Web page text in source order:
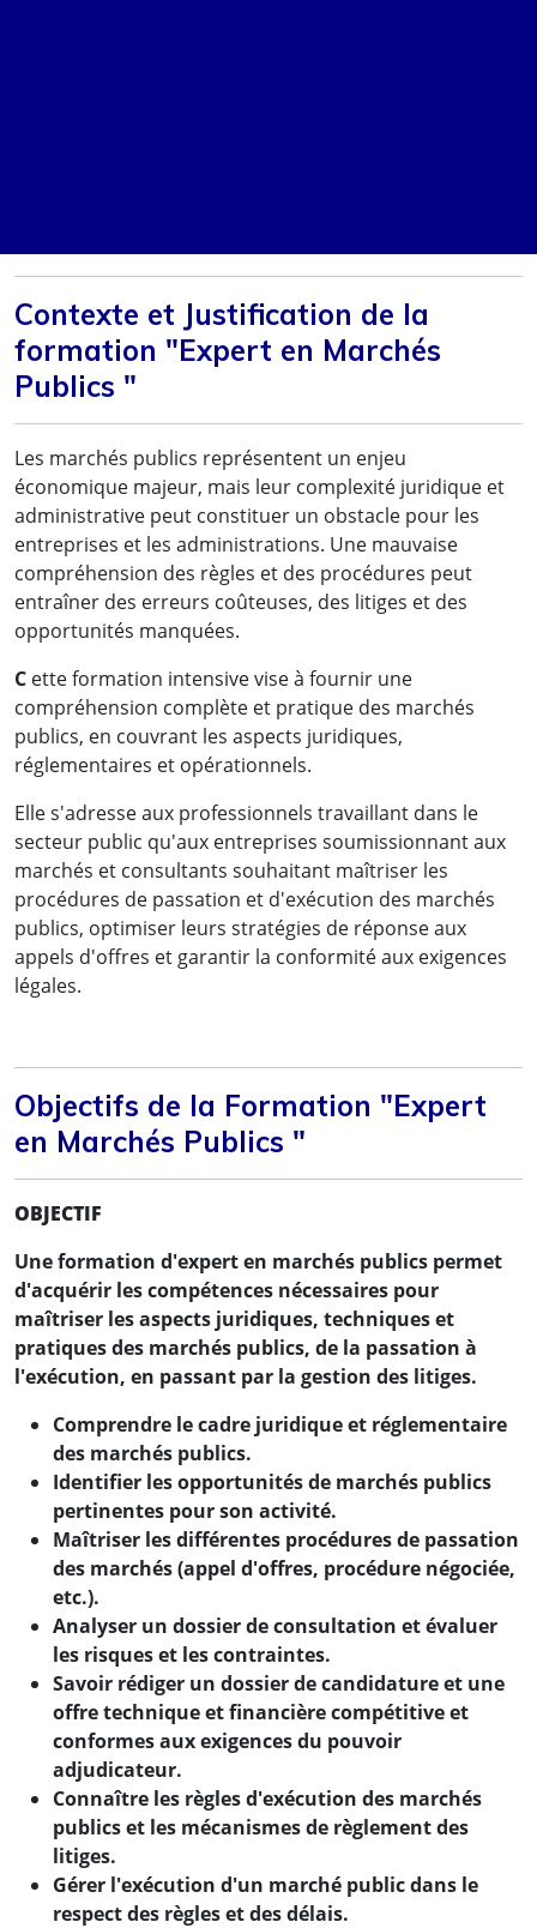
Valider
Contexte et Justification de la
formation "Expert en Marchés
Publics "
Les marchés publics représentent un enjeu
économique majeur, mais leur complexité juridique et
administrative peut constituer un obstacle pour les
entreprises et les administrations. Une mauvaise
compréhension des règles et des procédures peut
entraîner des erreurs coûteuses, des litiges et des
opportunités manquées.
C ette formation intensive vise à fournir une
compréhension complète et pratique des marchés
publics, en couvrant les aspects juridiques,
réglementaires et opérationnels.
Elle s'adresse aux professionnels travaillant dans le
secteur public qu'aux entreprises soumissionnant aux
marchés et consultants souhaitant maîtriser les
procédures de passation et d'exécution des marchés
publics, optimiser leurs stratégies de réponse aux
appels d'offres et garantir la conformité aux exigences
légales.
Objectifs de la Formation "Expert
en Marchés Publics "
OBJECTIF
Une formation d'expert en marchés publics permet
d'acquérir les compétences nécessaires pour
maîtriser les aspects juridiques, techniques et
pratiques des marchés publics, de la passation à
l'exécution, en passant par la gestion des litiges.
Comprendre le cadre juridique et réglementaire
des marchés publics.
Identifier les opportunités de marchés publics
pertinentes pour son activité.
Maîtriser les différentes procédures de passation
des marchés (appel d'offres, procédure négociée,
etc.).
Analyser un dossier de consultation et évaluer
les risques et les contraintes.
Savoir rédiger un dossier de candidature et une
offre technique et financière compétitive et
conformes aux exigences du pouvoir
adjudicateur.
Connaître les règles d'exécution des marchés
publics et les mécanismes de règlement des
litiges.
Gérer l'exécution d'un marché public dans le
respect des règles et des délais.